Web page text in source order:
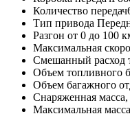
Количество передач
Тип привода
Разгон от 0 до 100
Максимальная
Смешанный расход
Объем топливного
Объем багажного
Снаряженная масса,
Максимальная